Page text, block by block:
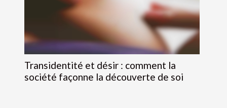
Transidentité et désir : comment la
société façonne la découverte de soi